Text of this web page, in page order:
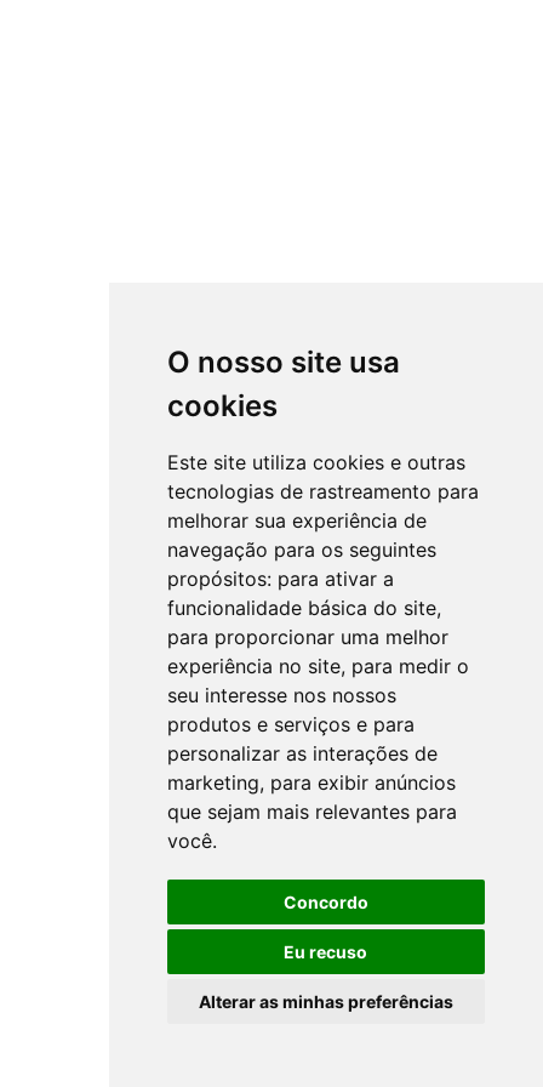
O nosso site usa
cookies
Este site utiliza cookies e outras
tecnologias de rastreamento para
melhorar sua experiência de
navegação para os seguintes
propósitos: para ativar a
funcionalidade básica do site,
para proporcionar uma melhor
experiência no site, para medir o
seu interesse nos nossos
produtos e serviços e para
personalizar as interações de
marketing, para exibir anúncios
que sejam mais relevantes para
você.
Concordo
Eu recuso
Alterar as minhas preferências